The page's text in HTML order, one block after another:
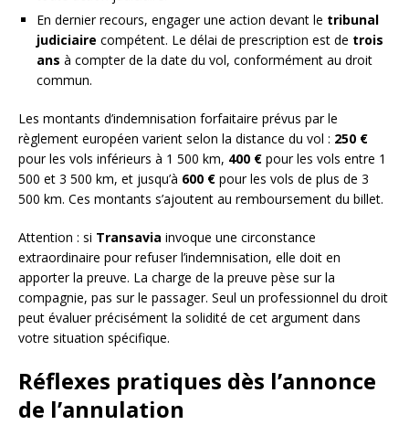
En dernier recours, engager une action devant le tribunal
judiciaire compétent. Le délai de prescription est de trois
ans à compter de la date du vol, conformément au droit
commun.
Les montants d’indemnisation forfaitaire prévus par le
règlement européen varient selon la distance du vol : 250 €
pour les vols inférieurs à 1 500 km, 400 € pour les vols entre 1
500 et 3 500 km, et jusqu’à 600 € pour les vols de plus de 3
500 km. Ces montants s’ajoutent au remboursement du billet.
Attention : si Transavia invoque une circonstance
extraordinaire pour refuser l’indemnisation, elle doit en
apporter la preuve. La charge de la preuve pèse sur la
compagnie, pas sur le passager. Seul un professionnel du droit
peut évaluer précisément la solidité de cet argument dans
votre situation spécifique.
Réflexes pratiques dès l’annonce
de l’annulation